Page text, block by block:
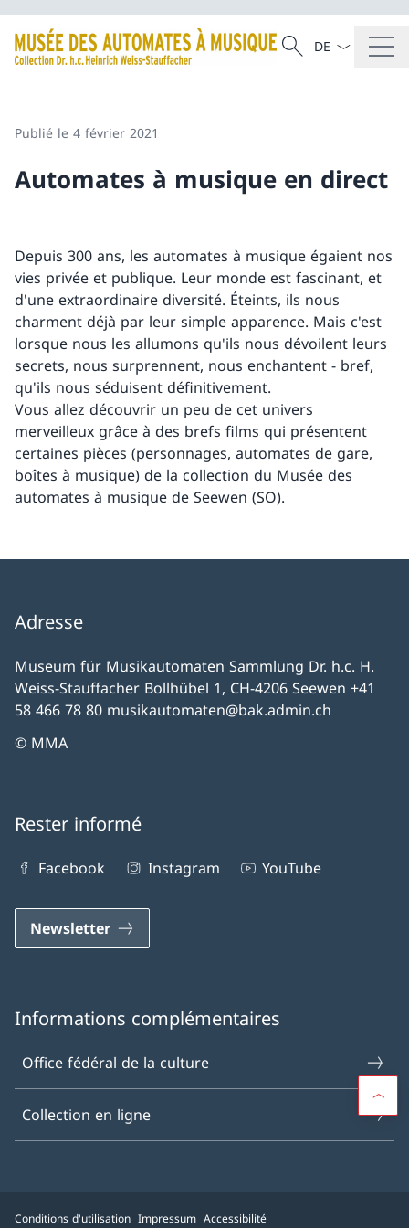
Recherche
Recherche
La langue
Publié le 4 février 2021
Automates à musique en direct
Depuis 300 ans, les automates à musique égaient nos
vies privée et publique. Leur monde est fascinant, et
d'une extraordinaire diversité. Éteints, ils nous
charment déjà par leur simple apparence. Mais c'est
lorsque nous les allumons qu'ils nous dévoilent leurs
secrets, nous surprennent, nous enchantent - bref,
qu'ils nous séduisent définitivement.
Vous allez découvrir un peu de cet univers
merveilleux grâce à des brefs films qui présentent
certaines pièces (personnages, automates de gare,
boîtes à musique) de la collection du Musée des
automates à musique de Seewen (SO).
Adresse
Museum für Musikautomaten Sammlung Dr. h.c. H.
Weiss-Stauffacher Bollhübel 1, CH-4206 Seewen +41
58 466 78 80 musikautomaten@bak.admin.ch
© MMA
Rester informé
Facebook Instagram YouTube
Newsletter
Informations complémentaires
Office fédéral de la culture
Collection en ligne
Conditions d'utilisation Impressum Accessibilité